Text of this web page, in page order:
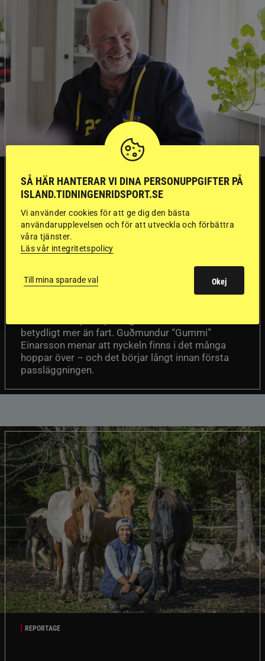
”Gummi” berättar:
Första stegen mot
en internationell
passhäst
betydligt mer än fart. Guðmundur “Gummi”
Einarsson menar att nyckeln finns i det många
hoppar över – och det börjar långt innan första
passläggningen.
REPORTAGE
SÅ HÄR HANTERAR VI DINA PERSONUPPGIFTER PÅ
ISLAND.TIDNINGENRIDSPORT.SE
Vi använder cookies för att ge dig den bästa
användarupplevelsen och för att utveckla och förbättra
våra tjänster.
Läs vår integritetspolicy
Till mina sparade val Okej